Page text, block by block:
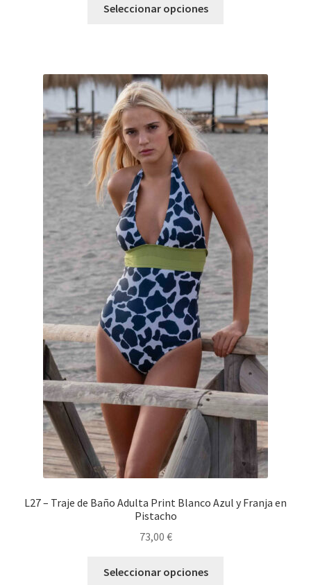
Seleccionar opciones
L27 – Traje de Baño Adulta Print Blanco Azul y Franja en
Pistacho
73,00 €
Seleccionar opciones